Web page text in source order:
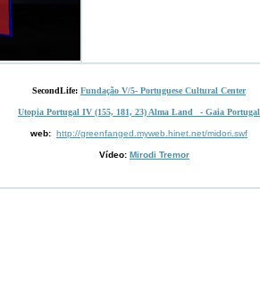
SecondLife: Fundação V/5- Portuguese Cultural Center
Utopia Portugal IV (155, 181, 23) Alma Land _- Gaia Portugal
web: http://greenfanged.myweb.hinet.net/midori.swf
Vídeo: Mirodi Tremor